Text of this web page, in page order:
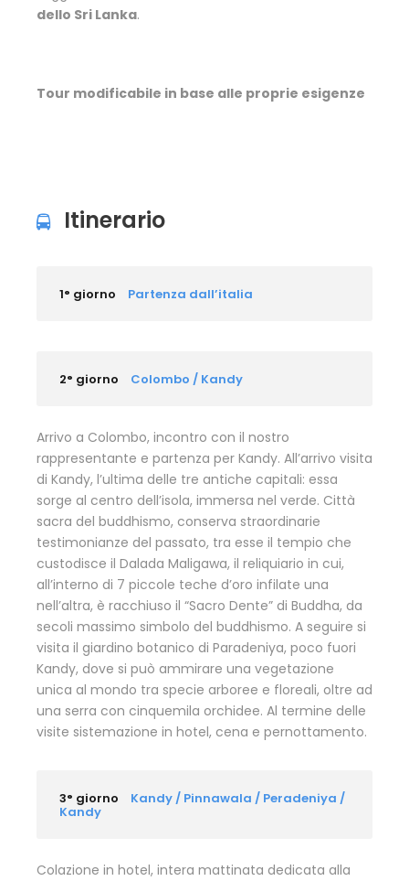
dello Sri Lanka.
Tour modificabile in base alle proprie esigenze
Itinerario
1° giorno Partenza dall’italia
2° giorno Colombo / Kandy
Arrivo a Colombo, incontro con il nostro
rappresentante e partenza per Kandy. All’arrivo visita
di Kandy, l’ultima delle tre antiche capitali: essa
sorge al centro dell’isola, immersa nel verde. Città
sacra del buddhismo, conserva straordinarie
testimonianze del passato, tra esse il tempio che
custodisce il Dalada Maligawa, il reliquiario in cui,
all’interno di 7 piccole teche d’oro infilate una
nell’altra, è racchiuso il “Sacro Dente” di Buddha, da
secoli massimo simbolo del buddhismo. A seguire si
visita il giardino botanico di Paradeniya, poco fuori
Kandy, dove si può ammirare una vegetazione
unica al mondo tra specie arboree e floreali, oltre ad
una serra con cinquemila orchidee. Al termine delle
visite sistemazione in hotel, cena e pernottamento.
3° giorno Kandy / Pinnawala / Peradeniya /
Kandy
Colazione in hotel, intera mattinata dedicata alla